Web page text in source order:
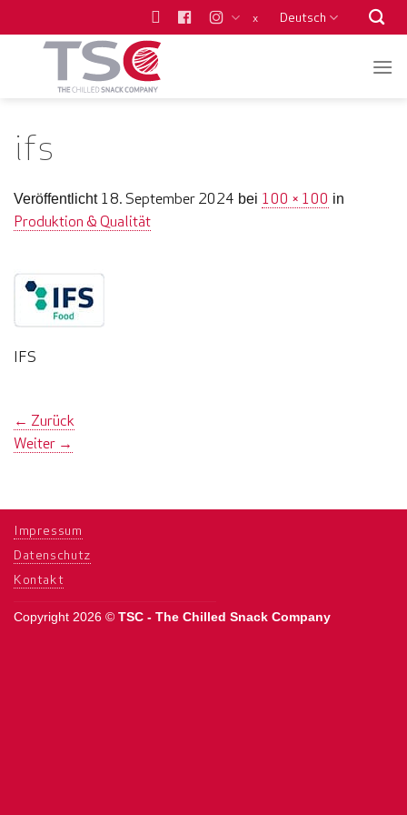
Inhalt
x Deutsch
ifs
Veröffentlicht 18. September 2024 bei 100 × 100 in
Produktion & Qualität
IFS
← Zurück
Weiter →
Impressum
Datenschutz
Kontakt
Copyright 2026 © TSC - The Chilled Snack Company